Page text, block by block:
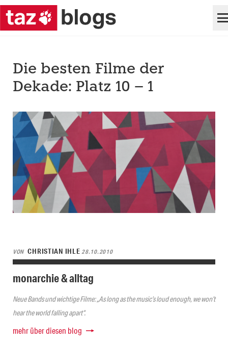
Die besten Filme der
Dekade: Platz 10 – 1
VON CHRISTIAN IHLE28.10.2010
monarchie & alltag
Neue Bands und wichtige Filme: „As long as the music’s loud enough, we won’t
hear the world falling apart“.
mehr über diesen blog